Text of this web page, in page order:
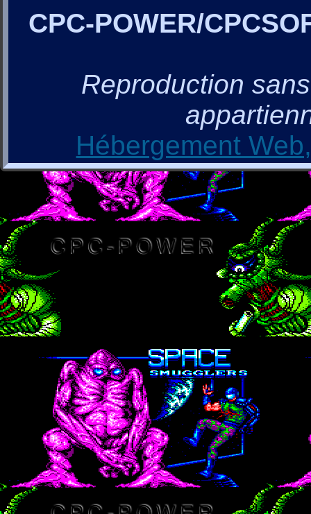
CPC-POWER/
Reproduction
Hébergement